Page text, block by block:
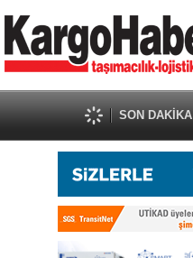
SON DAKİKA